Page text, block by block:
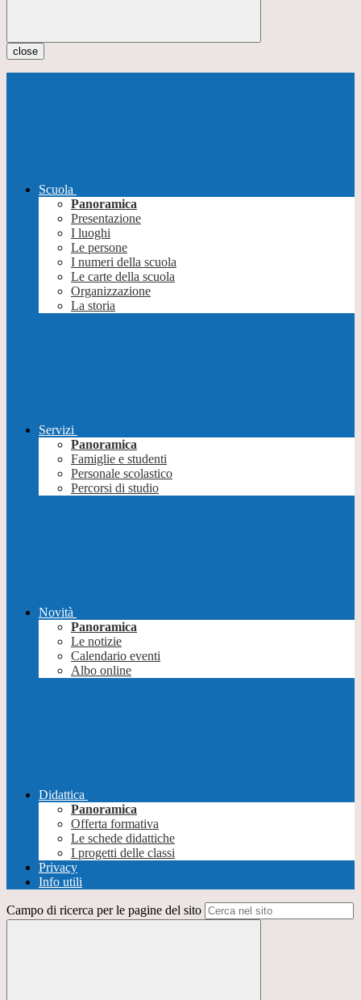
close
Scuola
Panoramica
Presentazione
I luoghi
Le persone
I numeri della scuola
Le carte della scuola
Organizzazione
La storia
Servizi
Panoramica
Famiglie e studenti
Personale scolastico
Percorsi di studio
Novità
Panoramica
Le notizie
Calendario eventi
Albo online
Didattica
Panoramica
Offerta formativa
Le schede didattiche
I progetti delle classi
Privacy
Info utili
Campo di ricerca per le pagine del sito